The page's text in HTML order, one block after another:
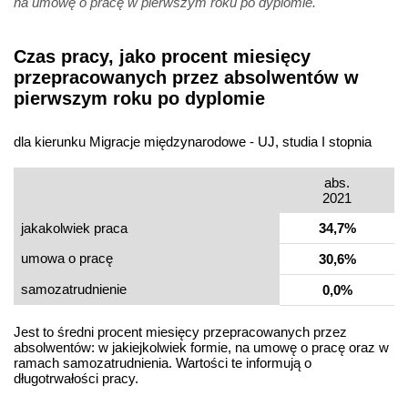
Czas pracy, jako procent miesięcy
przepracowanych przez absolwentów w
pierwszym roku po dyplomie
dla kierunku Migracje międzynarodowe - UJ, studia I stopnia
abs.
2021
jakakolwiek praca
34,7%
umowa o pracę
30,6%
samo­zatrudnienie
0,0%
Jest to średni procent miesięcy przepracowanych przez
absolwentów: w jakiejkolwiek formie, na umowę o pracę oraz w
ramach samozatrudnienia. Wartości te informują o
długotrwałości pracy.